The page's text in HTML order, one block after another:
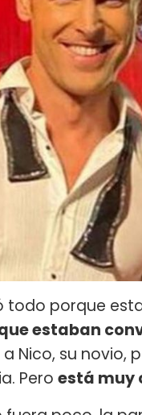
todo porque
estaban
Nico, su
Pero está muy